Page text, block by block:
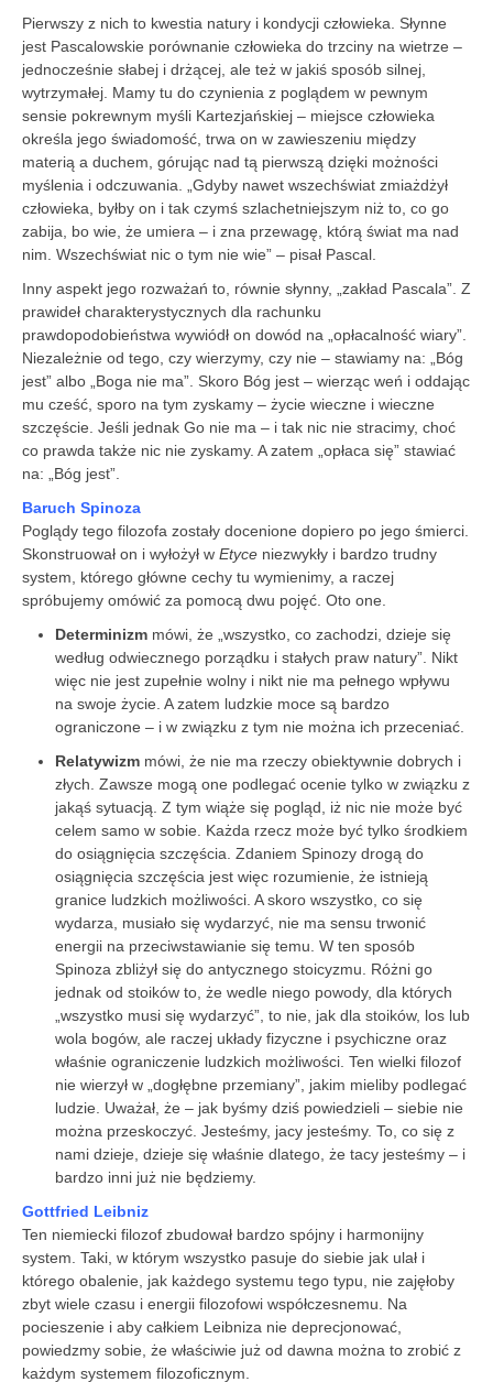
Pierwszy z nich to kwestia natury i kondycji człowieka. Słynne
jest Pascalowskie porównanie człowieka do trzciny na wietrze –
jednocześnie słabej i drżącej, ale też w jakiś sposób silnej,
wytrzymałej. Mamy tu do czynienia z poglądem w pewnym
sensie pokrewnym myśli Kartezjańskiej – miejsce człowieka
określa jego świadomość, trwa on w zawieszeniu między
materią a duchem, górując nad tą pierwszą dzięki możności
myślenia i odczuwania. „Gdyby nawet wszechświat zmiażdżył
człowieka, byłby on i tak czymś szlachetniejszym niż to, co go
zabija, bo wie, że umiera – i zna przewagę, którą świat ma nad
nim. Wszechświat nic o tym nie wie” – pisał Pascal.
Inny aspekt jego rozważań to, równie słynny, „zakład Pascala”. Z
prawideł charakterystycznych dla rachunku
prawdopodobieństwa wywiódł on dowód na „opłacalność wiary”.
Niezależnie od tego, czy wierzymy, czy nie – stawiamy na: „Bóg
jest” albo „Boga nie ma”. Skoro Bóg jest – wierząc weń i oddając
mu cześć, sporo na tym zyskamy – życie wieczne i wieczne
szczęście. Jeśli jednak Go nie ma – i tak nic nie stracimy, choć
co prawda także nic nie zyskamy. A zatem „opłaca się” stawiać
na: „Bóg jest”.
Baruch Spinoza
Poglądy tego filozofa zostały docenione dopiero po jego śmierci.
Skonstruował on i wyłożył w Etyce niezwykły i bardzo trudny
system, którego główne cechy tu wymienimy, a raczej
spróbujemy omówić za pomocą dwu pojęć. Oto one.
Determinizm mówi, że „wszystko, co zachodzi, dzieje się
według odwiecznego porządku i stałych praw natury”. Nikt
więc nie jest zupełnie wolny i nikt nie ma pełnego wpływu
na swoje życie. A zatem ludzkie moce są bardzo
ograniczone – i w związku z tym nie można ich przeceniać.
Relatywizm mówi, że nie ma rzeczy obiektywnie dobrych i
złych. Zawsze mogą one podlegać ocenie tylko w związku z
jakąś sytuacją. Z tym wiąże się pogląd, iż nic nie może być
celem samo w sobie. Każda rzecz może być tylko środkiem
do osiągnięcia szczęścia. Zdaniem Spinozy drogą do
osiągnięcia szczęścia jest więc rozumienie, że istnieją
granice ludzkich możliwości. A skoro wszystko, co się
wydarza, musiało się wydarzyć, nie ma sensu trwonić
energii na przeciwstawianie się temu. W ten sposób
Spinoza zbliżył się do antycznego stoicyzmu. Różni go
jednak od stoików to, że wedle niego powody, dla których
„wszystko musi się wydarzyć”, to nie, jak dla stoików, los lub
wola bogów, ale raczej układy fizyczne i psychiczne oraz
właśnie ograniczenie ludzkich możliwości. Ten wielki filozof
nie wierzył w „dogłębne przemiany”, jakim mieliby podlegać
ludzie. Uważał, że – jak byśmy dziś powiedzieli – siebie nie
można przeskoczyć. Jesteśmy, jacy jesteśmy. To, co się z
nami dzieje, dzieje się właśnie dlatego, że tacy jesteśmy – i
bardzo inni już nie będziemy.
Gottfried Leibniz
Ten niemiecki filozof zbudował bardzo spójny i harmonijny
system. Taki, w którym wszystko pasuje do siebie jak ulał i
którego obalenie, jak każdego systemu tego typu, nie zajęłoby
zbyt wiele czasu i energii filozofowi współczesnemu. Na
pocieszenie i aby całkiem Leibniza nie deprecjonować,
powiedzmy sobie, że właściwie już od dawna można to zrobić z
każdym systemem filozoficznym.